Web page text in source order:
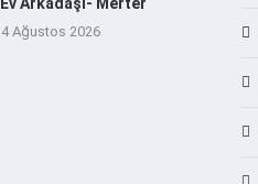
4 Ağustos 2026